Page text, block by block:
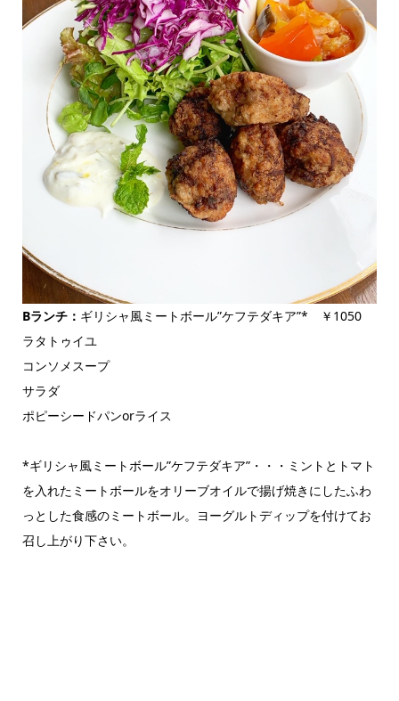
Bランチ： ギリシャ風ミートボール”ケフテダキア”* ￥1050
ラタトゥイユ
コンソメスープ
サラダ
ポピーシードパンorライス
*ギリシャ風ミートボール”ケフテダキア”・・・ミントとトマト
を入れたミートボールをオリーブオイルで揚げ焼きにしたふわ
っとした食感のミートボール。ヨーグルトディップを付けてお
召し上がり下さい。